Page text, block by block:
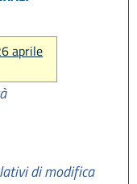
aprile
di modifica